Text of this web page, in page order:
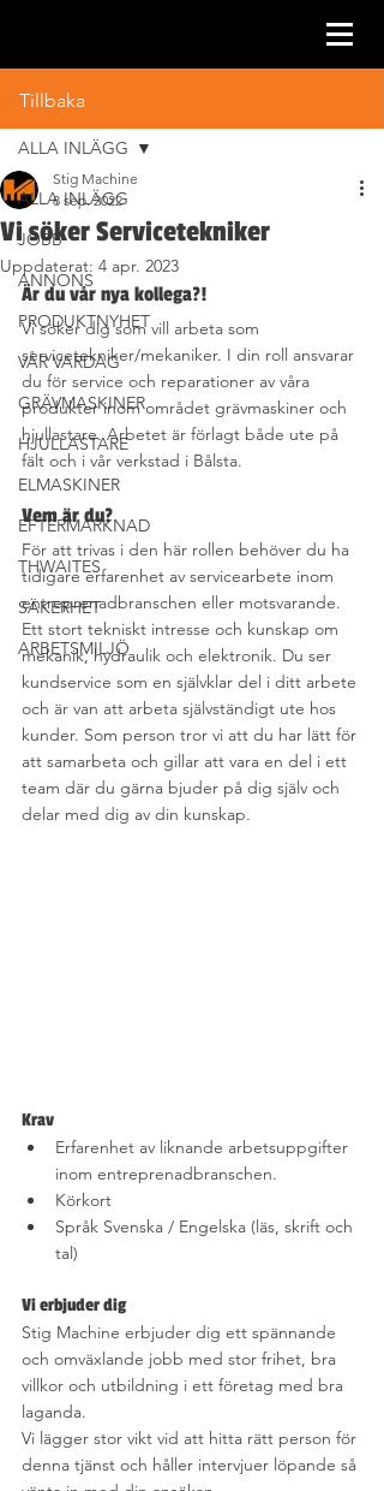
Inlägg
ALLA INLÄGG
JOBB
ANNONS
PRODUKTNYHET
VÅR VARDAG
GRÄVMASKINER
HJULLASTARE
ELMASKINER
EFTERMARKNAD
THWAITES
SÄKERHET
ARBETSMILJÖ
ALLA INLÄGG
Vi söker Servicetekniker
Stig Machine
8 sep. 2022
Uppdaterat: 4 apr. 2023
Är du vår nya kollega?!
Vi söker dig som vill arbeta som
servicetekniker/mekaniker. I din roll ansvarar
du för service och reparationer av våra
produkter inom området grävmaskiner och
hjullastare. Arbetet är förlagt både ute på
fält och i vår verkstad i Bålsta.
Vem är du?
För att trivas i den här rollen behöver du ha
tidigare erfarenhet av servicearbete inom
entreprenadbranschen eller motsvarande.
Ett stort tekniskt intresse och kunskap om
mekanik, hydraulik och elektronik. Du ser
kundservice som en självklar del i ditt arbete
och är van att arbeta självständigt ute hos
kunder. Som person tror vi att du har lätt för
att samarbeta och gillar att vara en del i ett
team där du gärna bjuder på dig själv och
delar med dig av din kunskap.
Krav
Erfarenhet av liknande arbetsuppgifter
inom entreprenadbranschen.
Körkort
Språk Svenska / Engelska (läs, skrift och
tal)
Vi erbjuder dig
Stig Machine erbjuder dig ett spännande
och omväxlande jobb med stor frihet, bra
villkor och utbildning i ett företag med bra
laganda.
Vi lägger stor vikt vid att hitta rätt person för
denna tjänst och håller intervjuer löpande så
Tillbaka